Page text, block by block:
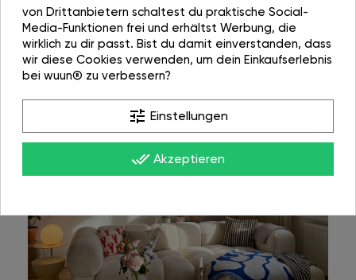
von Drittanbietern schaltest du praktische Social-
Media-Funktionen frei und erhältst Werbung, die
wirklich zu dir passt. Bist du damit einverstanden, dass
wir diese Cookies verwenden, um dein Einkaufserlebnis
bei wuun® zu verbessern?
tune Einstellungen
done_all Akzeptieren